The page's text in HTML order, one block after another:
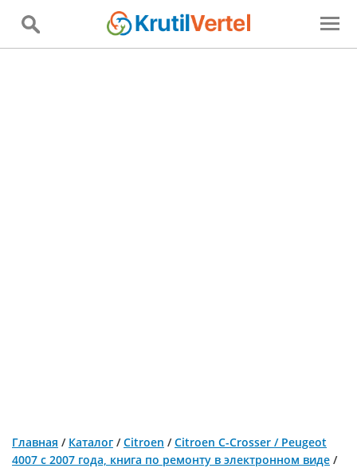
Главная / Каталог /Citroen /Citroen C-Crosser / Peugeot
4007 с 2007 года, книга по ремонту в электронном виде /